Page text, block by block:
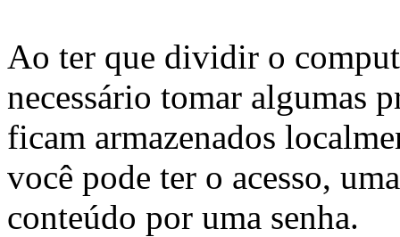
Ao ter que dividir o
necessário tomar algumas
ficam armazenados
você pode ter o acesso,
conteúdo por uma senha.